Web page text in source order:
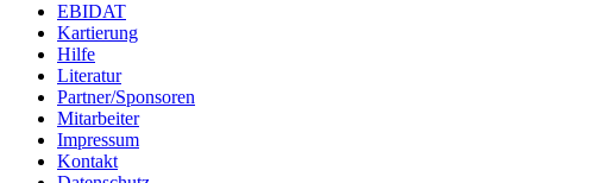
EBIDAT
Kartierung
Hilfe
Literatur
Partner/Sponsoren
Mitarbeiter
Impressum
Kontakt